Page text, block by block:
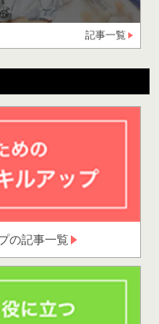
記事一覧
の記事一覧